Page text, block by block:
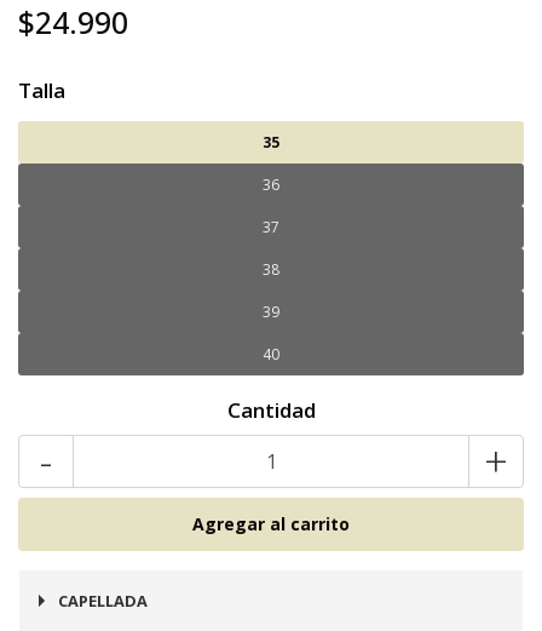
$24.990
Talla
35
36
37
38
39
40
Cantidad
- +
CAPELLADA